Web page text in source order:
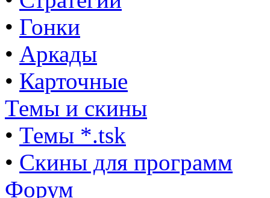
• Гонки
• Аркады
• Карточные
Темы и скины
• Темы *.tsk
• Скины для программ
Форум